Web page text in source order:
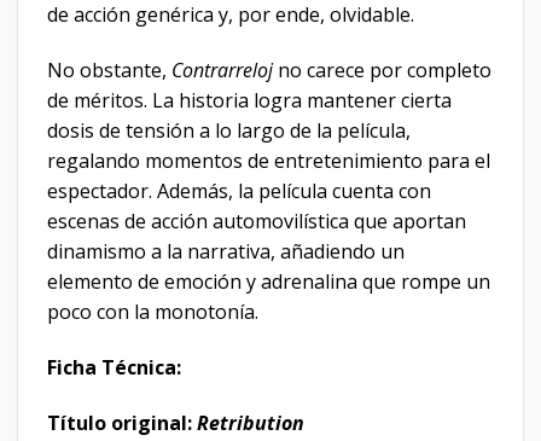
de acción genérica y, por ende, olvidable.
No obstante, Contrarrelojno carece por completo
de méritos. La historia logra mantener cierta
dosis de tensión a lo largo de la película,
regalando momentos de entretenimiento para el
espectador. Además, la película cuenta con
escenas de acción automovilística que aportan
dinamismo a la narrativa, añadiendo un
elemento de emoción y adrenalina que rompe un
poco con la monotonía.
Ficha Técnica:
Título original:Retribution